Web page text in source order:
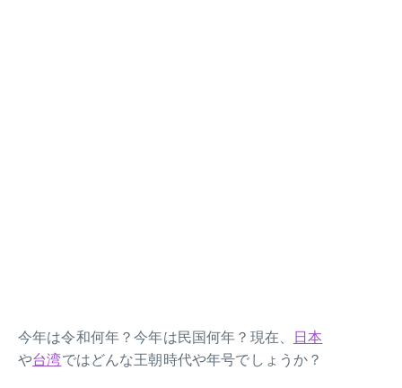
今年は令和何年？今年は民国何年？現在、
日本
や台湾ではどんな王朝時代や年号でしょうか？